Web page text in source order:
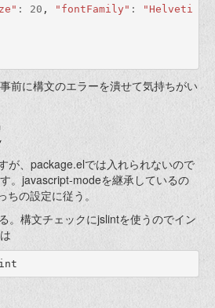
: 20 , "fontFamily" :
"Helveti
前に構文のエラーを潰せて気持ちがい
が、package.elでは入れられないので
。javascript-modeを継承しているの
の設定に従う。
。構文チェックにjslintを使うのでイン